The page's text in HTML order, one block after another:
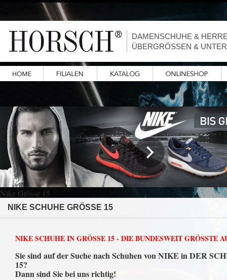
DAMENSCHUHE &
ÜBERGRÖSSEN &
Nike Grösse 15
NIKE SCHUHE GRÖSSE 15
NIKE SCHUHE IN GRÖSSE 15 - DIE BUNDESWEIT GRÖSSTE
Sie sind auf der Suche nach Schuhen von NIKE in DER
15?
Dann sind Sie bei uns richtig!